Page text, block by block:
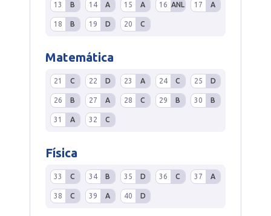
13 B 14 A 15 A 16 ANL 17 A
18 B 19 D 20 C
Matemática
21 C 22 D 23 A 24 C 25 D
26 B 27 A 28 C 29 B 30 B
31 A 32 C
Física
33 C 34 B 35 D 36 C 37 A
38 C 39 A 40 D